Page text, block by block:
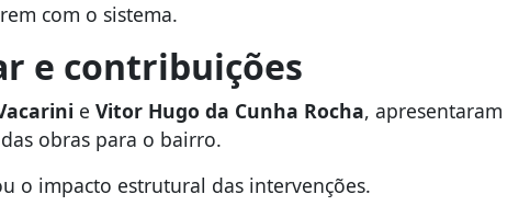
com o sistema.
e contribuições
e Vitor Hugo da Cunha Rocha, apresentaram
obras para o bairro.
o impacto estrutural das intervenções.